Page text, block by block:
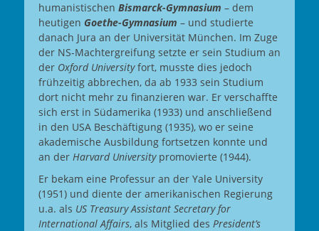
humanistischen Bismarck-Gymnasium – dem
heutigen Goethe-Gymnasium – und studierte
danach Jura an der Universität München. Im Zuge
der NS-Machtergreifung setzte er sein Studium an
der Oxford Universityfort, musste dies jedoch
frühzeitig abbrechen, da ab 1933 sein Studium
dort nicht mehr zu finanzieren war. Er verschaffte
sich erst in Südamerika (1933) und anschließend
in den USA Beschäftigung (1935), wo er seine
akademische Ausbildung fortsetzen konnte und
an der Harvard Universitypromovierte (1944).
Er bekam eine Professur an der Yale University
(1951) und diente der amerikanischen Regierung
u.a. als US Treasury Assistant Secretary for
International Affairs, als Mitglied des President’s